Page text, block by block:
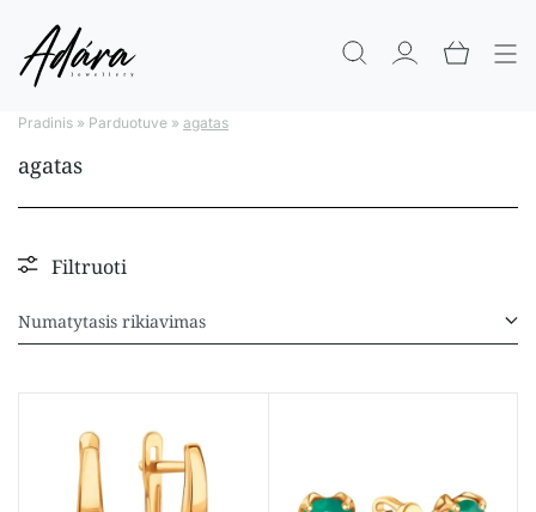
Pradinis » Parduotuve » agatas
agatas
Filtruoti